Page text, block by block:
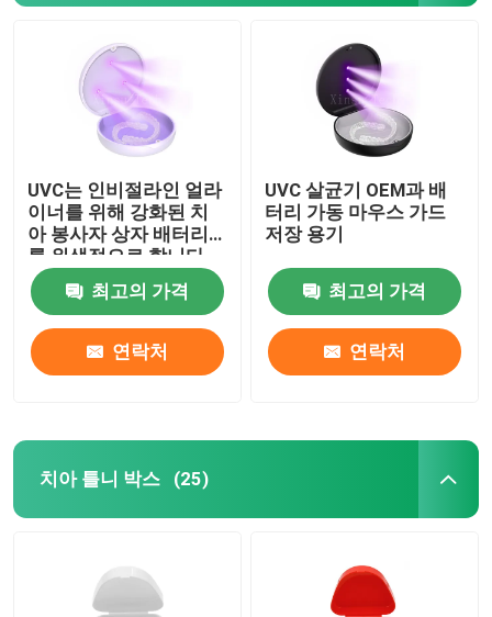
UVC는 인비절라인 얼라
이너를 위해 강화된 치
아 봉사자 상자 배터리
를 위생적으로 합니다
최고의 가격
연락처
UVC 살균기 OEM과 배
터리 가동 마우스 가드
저장 용기
최고의 가격
연락처
치아 틀니 박스 (25)